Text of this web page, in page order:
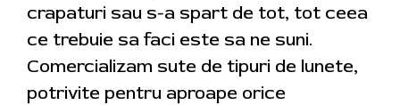
crapaturi sau s-a spart de tot, tot ceea
ce trebuie sa faci este sa ne suni.
Comercializam sute de tipuri de lunete,
potrivite pentru aproape orice